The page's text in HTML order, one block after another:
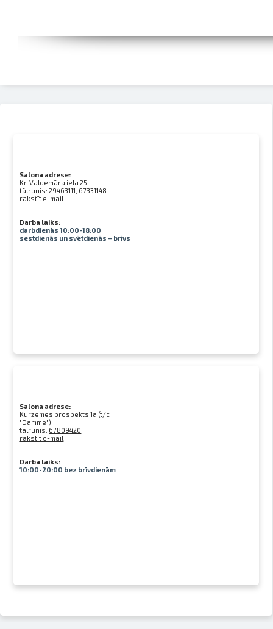
Salona adrese:
Kr. Valdemāra iela 25
tālrunis:29463111, 67331148
rakstīt e-mail
Darba laiks:
darbdienās 10:00-18:00
sestdienās un svētdienās – brīvs
Salona adrese:
Kurzemes prospekts 1a (t/c
"Damme")
tālrunis: 67809420
rakstīt e-mail
Darba laiks:
10:00-20:00 bez brīvdienām